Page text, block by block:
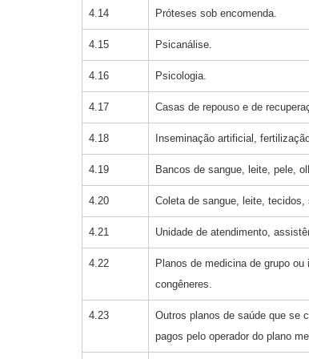
4.14 Próteses sob encomenda.
4.15 Psicanálise.
4.16 Psicologia.
4.17 Casas de repouso e de
4.18 Inseminação artificial,
4.19 Bancos de sangue, leite, pele,
4.20 Coleta de sangue, leite,
4.21 Unidade de atendimento,
4.22
Planos de medicina de grupo
congêneres.
4.23
Outros planos de saúde que se
pagos pelo operador do plano